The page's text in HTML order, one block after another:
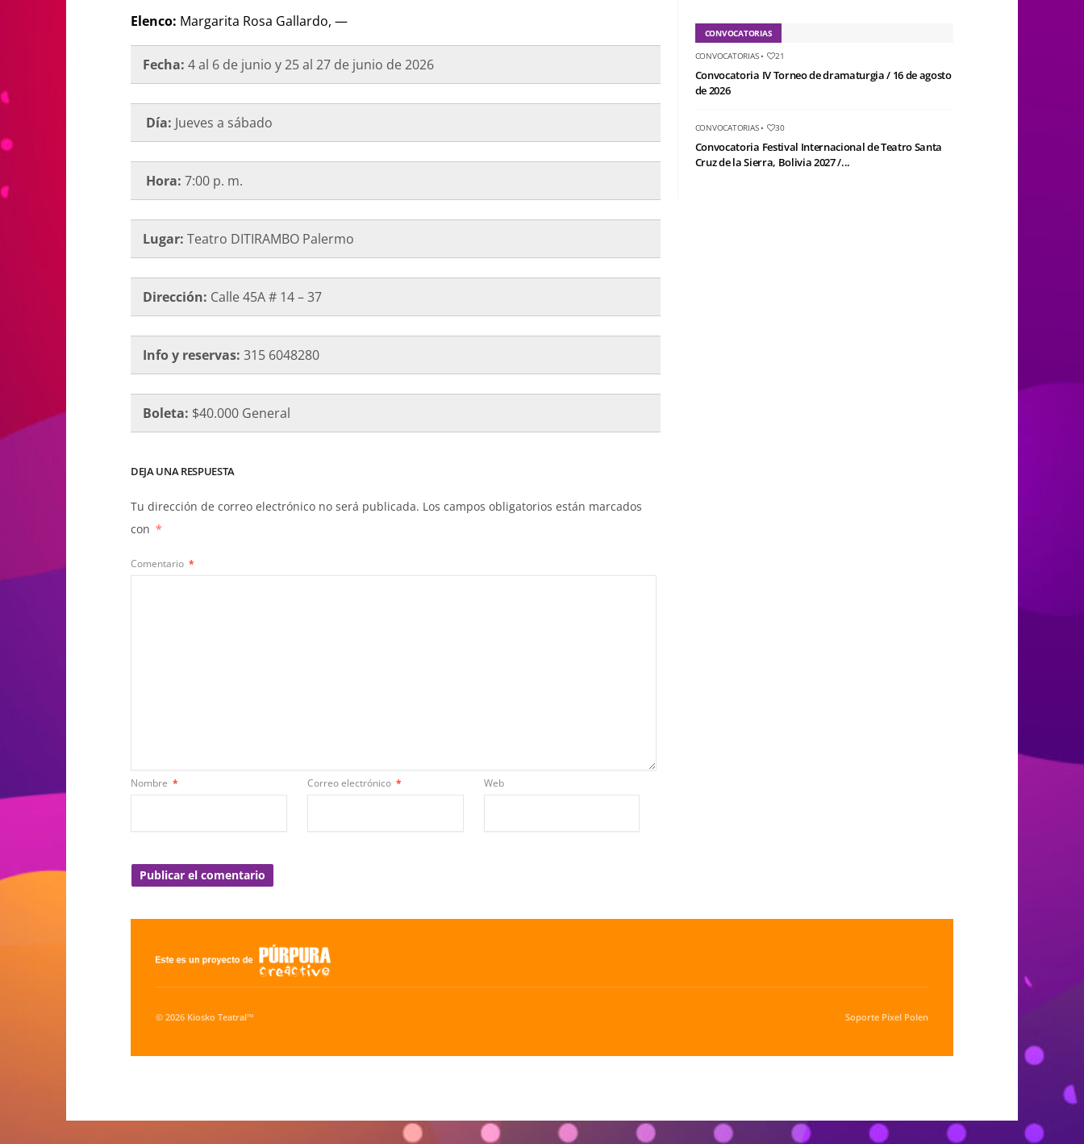
Elenco: Margarita Rosa Gallardo, —
Fecha: 4 al 6 de junio y 25 al 27 de junio de 2026
Día: Jueves a sábado
Hora: 7:00 p. m.
Lugar: Teatro DITIRAMBO Palermo
Dirección: Calle 45A # 14 – 37
Info y reservas: 315 6048280
Boleta: $40.000 General
DEJA UNA RESPUESTA
Tu dirección de correo electrónico no será publicada. Los campos obligatorios están marcados
con *
Comentario *
Nombre * Correo electrónico * Web
CONVOCATORIAS
CONVOCATORIAS• 21
Convocatoria IV Torneo de dramaturgia / 16 de agosto
de 2026
CONVOCATORIAS• 30
Convocatoria Festival Internacional de Teatro Santa
Cruz de la Sierra, Bolivia 2027 /...
© 2026 Kiosko Teatral™ Soporte Pixel Polen